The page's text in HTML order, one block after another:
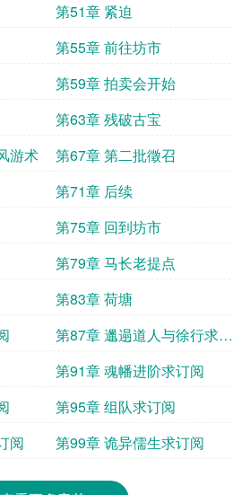
第51章 紧迫
第55章 前往坊市
第59章 拍卖会开始
第63章 残破古宝
游术 第67章 第二批徵召
第71章 后续
第75章 回到坊市
第79章 马长老提点
第83章 荷塘
第87章 邋遢道人与徐行求订
阅
第91章 魂幡进阶求订阅
第95章 组队求订阅
阅 第99章 诡异儒生求订阅